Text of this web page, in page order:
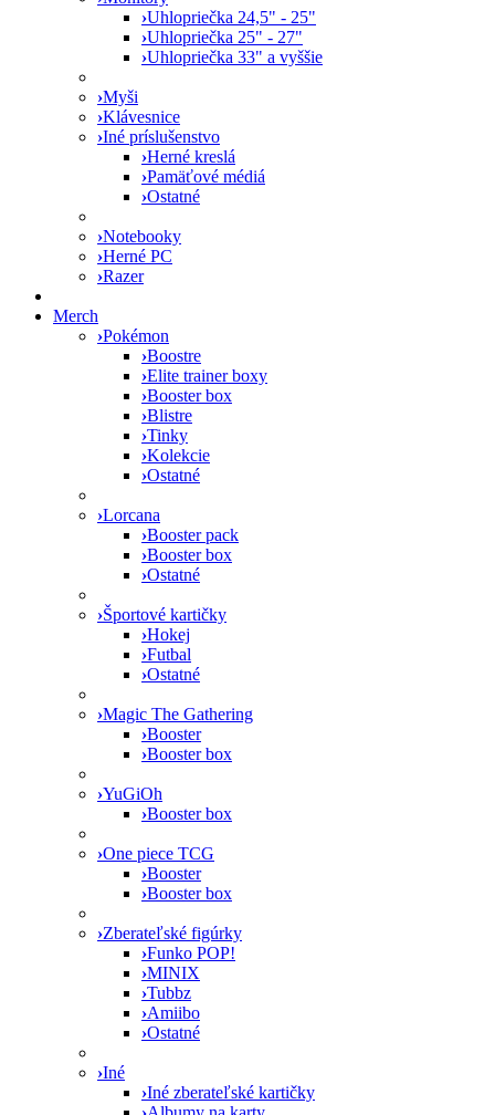
›Uhlopriečka 24,5" - 25"
›Uhlopriečka 25" - 27"
›Uhlopriečka 33" a vyššie
›Myši
›Klávesnice
›Iné príslušenstvo
›Herné kreslá
›Pamäťové médiá
›Ostatné
›Notebooky
›Herné PC
›Razer
Merch
›Pokémon
›Boostre
›Elite trainer boxy
›Booster box
›Blistre
›Tinky
›Kolekcie
›Ostatné
›Lorcana
›Booster pack
›Booster box
›Ostatné
›Športové kartičky
›Hokej
›Futbal
›Ostatné
›Magic The Gathering
›Booster
›Booster box
›YuGiOh
›Booster box
›One piece TCG
›Booster
›Booster box
›Zberateľské figúrky
›Funko POP!
›MINIX
›Tubbz
›Amiibo
›Ostatné
›Iné
›Iné zberateľské kartičky